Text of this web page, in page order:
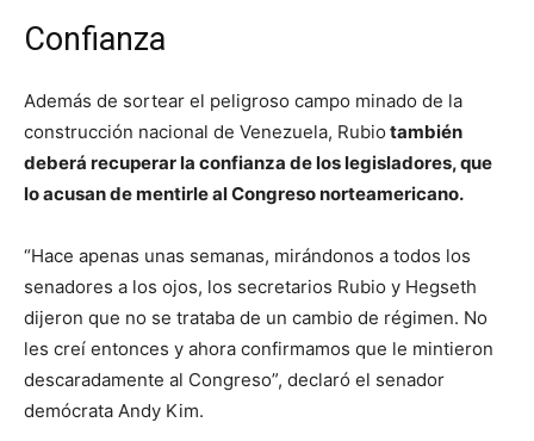
Confianza
Además de sortear el peligroso campo minado de la
construcción nacional de Venezuela, Rubio también
deberá recuperar la confianza de los legisladores, que
lo acusan de mentirle al Congreso norteamericano.
“Hace apenas unas semanas, mirándonos a todos los
senadores a los ojos, los secretarios Rubio y Hegseth
dijeron que no se trataba de un cambio de régimen. No
les creí entonces y ahora confirmamos que le mintieron
descaradamente al Congreso”, declaró el senador
demócrata Andy Kim.